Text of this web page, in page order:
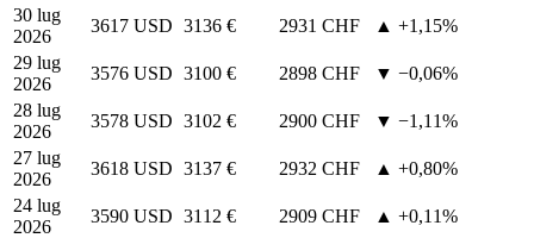
30 lug
2026
3617 USD 3136 € 2931 CHF
▲ +1,15%
29 lug
2026
3576 USD 3100 € 2898 CHF
▼ −0,06%
28 lug
2026
3578 USD 3102 € 2900 CHF
▼ −1,11%
27 lug
2026
3618 USD 3137 € 2932 CHF
▲ +0,80%
24 lug
2026
3590 USD 3112 € 2909 CHF
▲ +0,11%